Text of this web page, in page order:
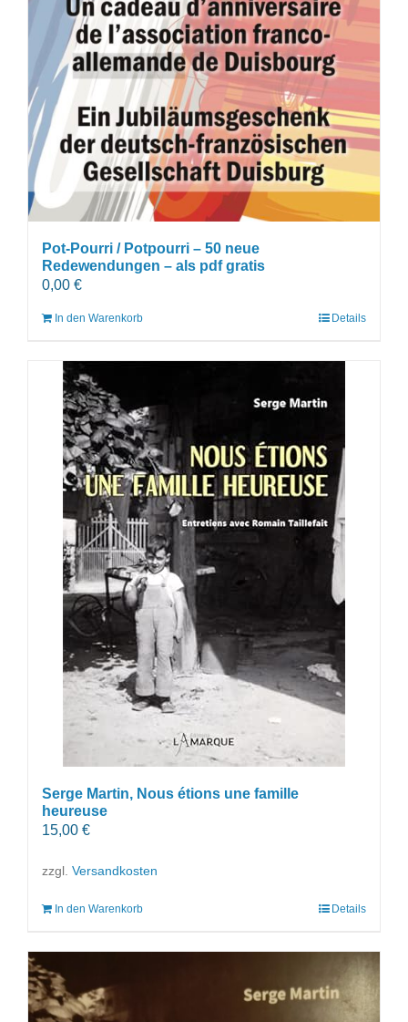
Pot-Pourri / Potpourri – 50 neue
Redewendungen – als pdf gratis
0,00 €
In den Warenkorb Details
Serge Martin, Nous étions une famille
heureuse
15,00 €
zzgl. Versandkosten
In den Warenkorb Details